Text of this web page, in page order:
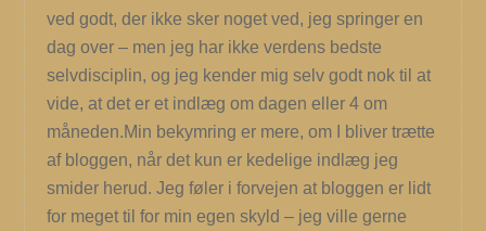
ved godt, der ikke sker noget ved, jeg springer en
dag over – men jeg har ikke verdens bedste
selvdisciplin, og jeg kender mig selv godt nok til at
vide, at det er et indlæg om dagen eller 4 om
måneden.Min bekymring er mere, om I bliver trætte
af bloggen, når det kun er kedelige indlæg jeg
smider herud. Jeg føler i forvejen at bloggen er lidt
for meget til for min egen skyld – jeg ville gerne